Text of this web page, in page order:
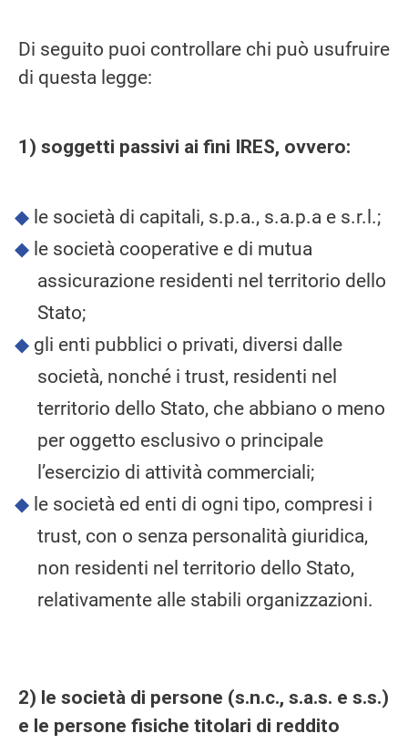
Di seguito puoi controllare chi può usufruire
di questa legge:
1) soggetti passivi ai fini IRES, ovvero:
le società di capitali, s.p.a., s.a.p.a e s.r.l.;
le società cooperative e di mutua
assicurazione residenti nel territorio dello
Stato;
gli enti pubblici o privati, diversi dalle
società, nonché i trust, residenti nel
territorio dello Stato, che abbiano o meno
per oggetto esclusivo o principale
l’esercizio di attività commerciali;
le società ed enti di ogni tipo, compresi i
trust, con o senza personalità giuridica,
non residenti nel territorio dello Stato,
relativamente alle stabili organizzazioni.
2) le società di persone (s.n.c., s.a.s. e s.s.)
e le persone fisiche titolari di reddito